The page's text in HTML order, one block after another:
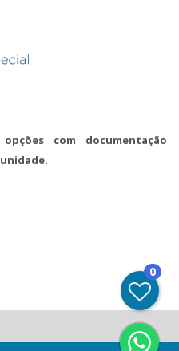
com documentação
0